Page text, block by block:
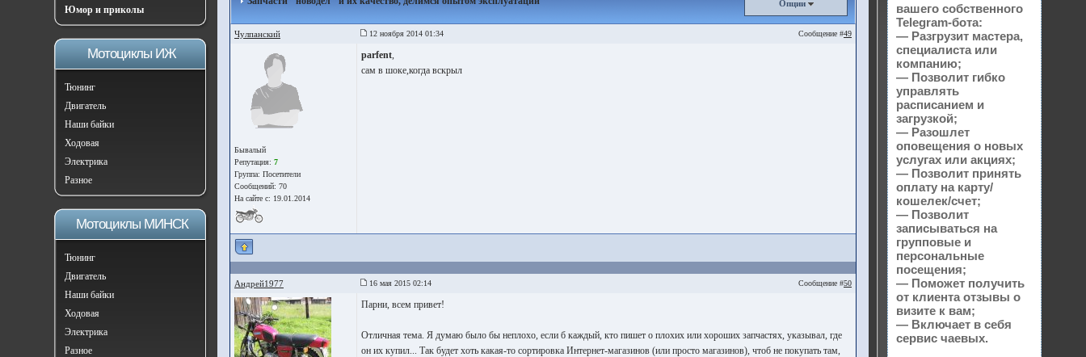
Юмор и приколы
Мотоциклы ИЖ
Тюнинг
Двигатель
Наши байки
Ходовая
Электрика
Разное
Мотоциклы МИНСК
Тюнинг
Двигатель
Наши байки
Ходовая
Электрика
Разное
Опции
Чулпанский 12 ноября 2014 01:34 Сообщение #49
Бывалый
Репутация: 7
Группа: Посетители
Сообщений: 70
На сайте с: 19.01.2014
parfent,
сам в шоке,когда вскрыл
Андрей1977 16 мая 2015 02:14 Сообщение #50
Парни, всем привет!
Отличная тема. Я думаю было бы неплохо, если б каждый, кто пишет о плохих или хороших запчастях, указывал, где
он их купил... Так будет хоть какая-то сортировка Интернет-магазинов (или просто магазинов), чтоб не покупать там,
вашего собственного
Telegram-бота:
— Разгрузит мастера,
специалиста или
компанию;
— Позволит гибко
управлять
расписанием и
загрузкой;
— Разошлет
оповещения о новых
услугах или акциях;
— Позволит принять
оплату на карту/
кошелек/счет;
— Позволит
записываться на
групповые и
персональные
посещения;
— Поможет получить
от клиента отзывы о
визите к вам;
— Включает в себя
сервис чаевых.